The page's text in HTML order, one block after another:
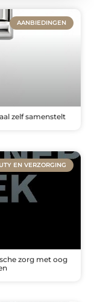
AANBIEDINGEN
zelf samenstelt
EN VERZORGING
zorg met oog